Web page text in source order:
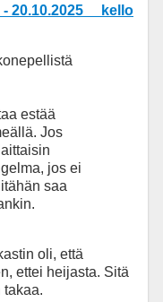
- 20.10.2025 kello
estää
Jos
jos ei
saa
oli, että
ettei heijasta. Sitä
takaa.